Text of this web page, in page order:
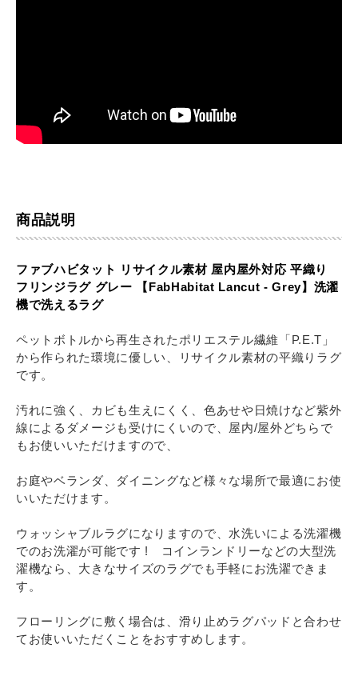
商品説明
ファブハビタット リサイクル素材 屋内屋外対応 平織り
フリンジラグ グレー 【FabHabitat Lancut - Grey】洗濯
機で洗えるラグ
ペットボトルから再生されたポリエステル繊維「P.E.T」
から作られた環境に優しい、リサイクル素材の平織りラグ
です。
汚れに強く、カビも生えにくく、色あせや日焼けなど紫外
線によるダメージも受けにくいので、屋内/屋外どちらで
もお使いいただけますので、
お庭やベランダ、ダイニングなど様々な場所で最適にお使
いいただけます。
ウォッシャブルラグになりますので、水洗いによる洗濯機
でのお洗濯が可能です ! コインランドリーなどの大型洗
濯機なら、大きなサイズのラグでも手軽にお洗濯できま
す。
フローリングに敷く場合は、滑り止めラグパッドと合わせ
てお使いいただくことをおすすめします。